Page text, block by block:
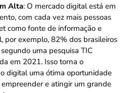
Alta: O mercado digital está em
com cada vez mais pessoas
como fonte de informação e
por exemplo, 82% dos brasileiros
uma pesquisa TIC
em 2021. Isso torna o
digital uma ótima oportunidade
e atingir um grande